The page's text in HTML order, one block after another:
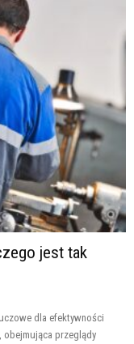
jest tak
dla efektywności
obejmująca przeglądy